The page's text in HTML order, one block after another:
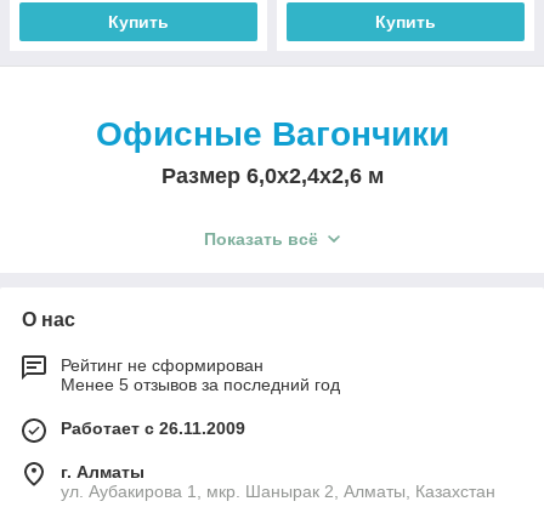
Купить Купить
Офисные Вагончики
Размер 6,0х2,4х2,6 м
Преимущества
Показать всё
О нас
Рейтинг не сформирован
Менее 5 отзывов за последний год
Работает с 26.11.2009
г. Алматы
ул. Аубакирова 1, мкр. Шанырак 2, Алматы, Казахстан